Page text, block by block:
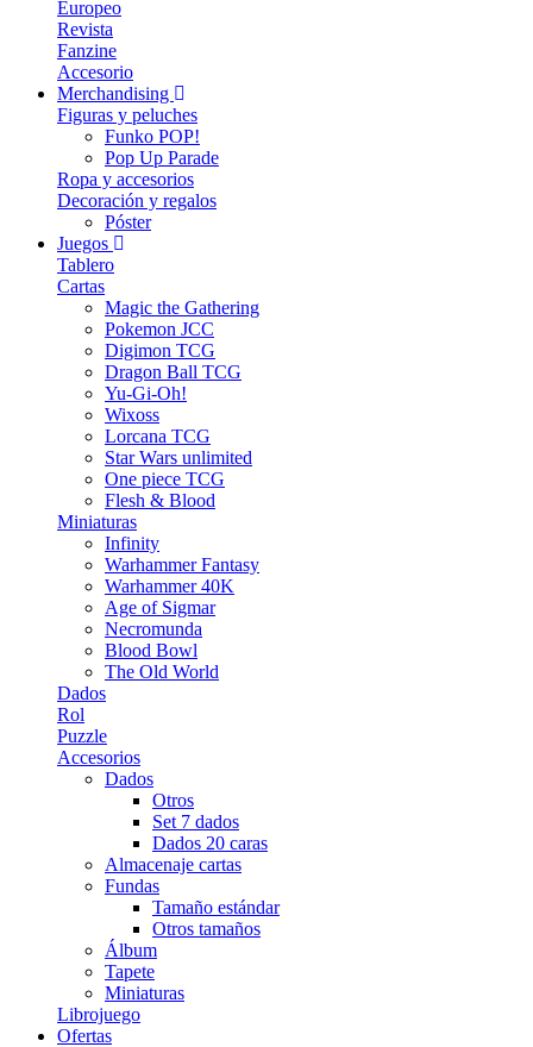
Europeo
Revista
Fanzine
Accesorio
Merchandising
Figuras y peluches
Funko POP!
Pop Up Parade
Ropa y accesorios
Decoración y regalos
Póster
Juegos
Tablero
Cartas
Magic the Gathering
Pokemon JCC
Digimon TCG
Dragon Ball TCG
Yu-Gi-Oh!
Wixoss
Lorcana TCG
Star Wars unlimited
One piece TCG
Flesh & Blood
Miniaturas
Infinity
Warhammer Fantasy
Warhammer 40K
Age of Sigmar
Necromunda
Blood Bowl
The Old World
Dados
Rol
Puzzle
Accesorios
Dados
Otros
Set 7 dados
Dados 20 caras
Almacenaje cartas
Fundas
Tamaño estándar
Otros tamaños
Álbum
Tapete
Miniaturas
Librojuego
Ofertas